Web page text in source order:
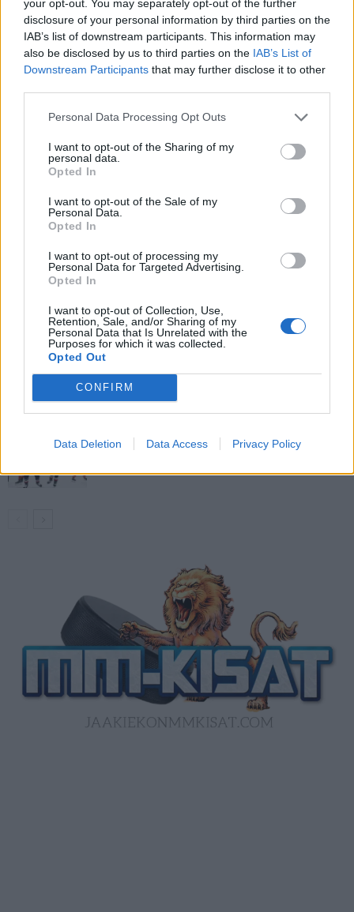
your opt-out. You may separately opt-out of the further
disclosure of your personal information by third parties on the
IAB’s list of downstream participants. This information may
also be disclosed by us to third parties on the IAB’s List of
Downstream Participants that may further disclose it to other
Personal Data Processing Opt Outs
I want to opt-out of the Sharing of my
personal data.
Opted In
I want to opt-out of the Sale of my
Personal Data.
Opted In
I want to opt-out of processing my
Personal Data for Targeted Advertising.
Opted In
I want to opt-out of Collection, Use,
Retention, Sale, and/or Sharing of my
Personal Data that Is Unrelated with the
Purposes for which it was collected.
Opted Out
CONFIRM
Data Deletion Data Access Privacy Policy
Leijonat kaatoi Slovakian!
Välierässä vastaan asettuu
Yhdysvallat
Suomi ja USA kohtaavat MM-
LIITTYVÄT ARTIKKELIT LISÄÄ TEKIJÄLTÄ
Aleksander Barkov tekee paluun
kaukaloon
divisioonassa – sai samasta tilanteesta
50 jäähyminuuttia
Kanada – USA klo 15:10 – näin katsot